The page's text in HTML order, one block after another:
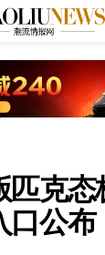
克态
口公布